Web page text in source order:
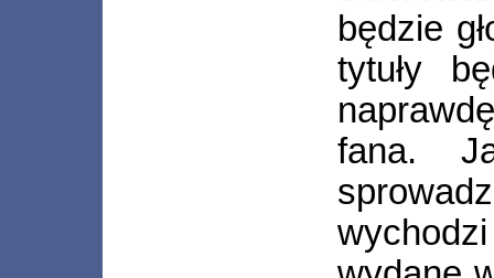
będzie
tytuły
fana.